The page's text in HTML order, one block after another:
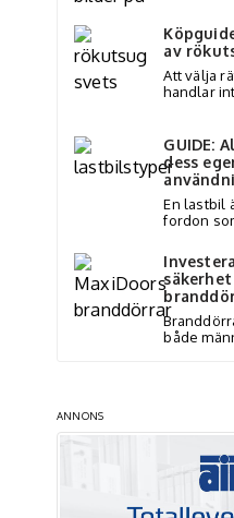
av
Att välja
handlar
GUIDE:
dess
En lastbil
fordon
både
ANNONS